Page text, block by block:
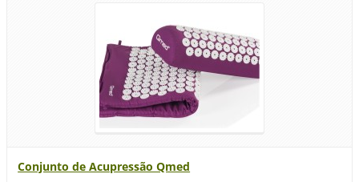
Conjunto de Acupressão Qmed